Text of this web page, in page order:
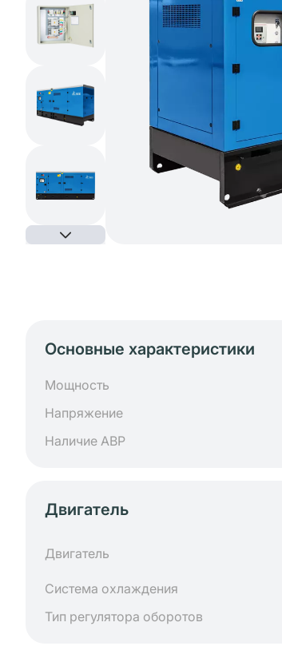
Основные характеристики
Мощность
Напряжение
Наличие АВР
Двигатель
Двигатель
Система охлаждения
Тип регулятора оборотов